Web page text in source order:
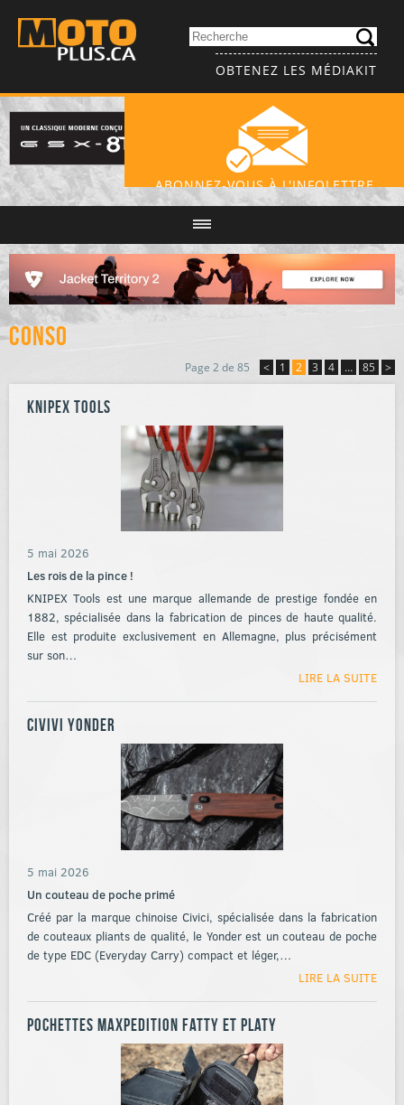
OBTENEZ LES MÉDIAKIT
ABONNEZ-VOUS À L'INFOLETTRE
Conso
Page 2 de 85 < 1 2 3 4 … 85 >
KNIPEX Tools
5 mai 2026
Les rois de la pince !
KNIPEX Tools est une marque allemande de prestige fondée en
1882, spécialisée dans la fabrication de pinces de haute qualité.
Elle est produite exclusivement en Allemagne, plus précisément
sur son…
LIRE LA SUITE
Civivi Yonder
5 mai 2026
Un couteau de poche primé
Créé par la marque chinoise Civici, spécialisée dans la fabrication
de couteaux pliants de qualité, le Yonder est un couteau de poche
de type EDC (Everyday Carry) compact et léger,…
LIRE LA SUITE
Pochettes Maxpedition Fatty et Platy